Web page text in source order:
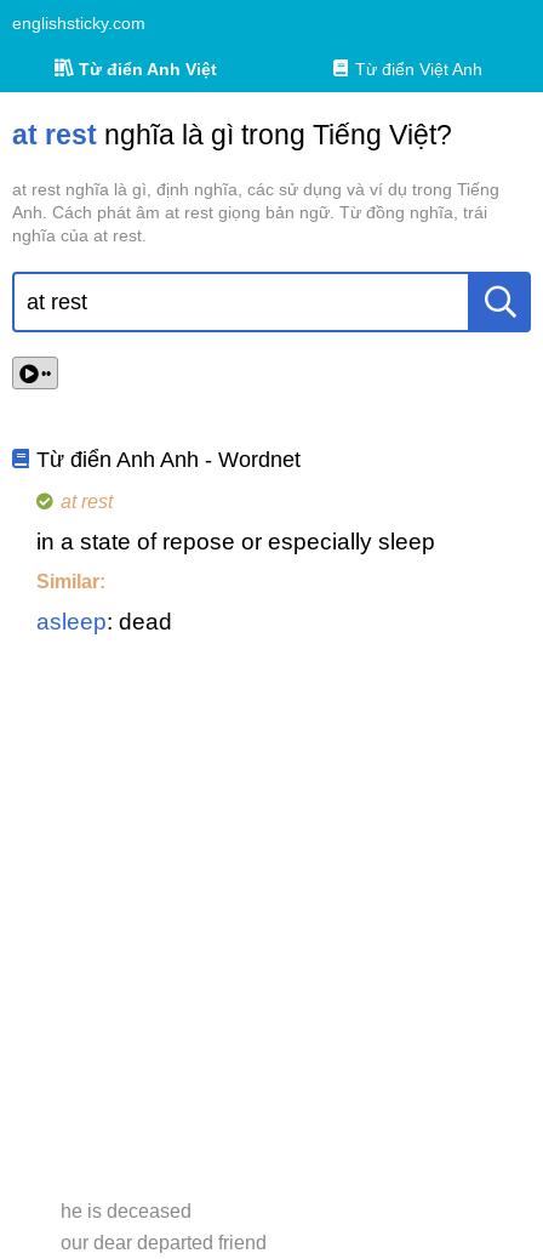
englishsticky.com
Từ điển Anh Việt Từ điển Việt Anh
at rest nghĩa là gì trong Tiếng Việt?
at rest nghĩa là gì, định nghĩa, các sử dụng và ví dụ trong Tiếng
Anh. Cách phát âm at rest giọng bản ngữ. Từ đồng nghĩa, trái
nghĩa của at rest.
••
Từ điển Anh Anh - Wordnet
at rest
in a state of repose or especially sleep
Similar:
asleep: dead
he is deceased
our dear departed friend